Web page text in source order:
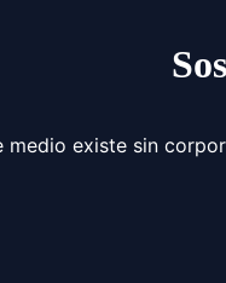
medio existe sin